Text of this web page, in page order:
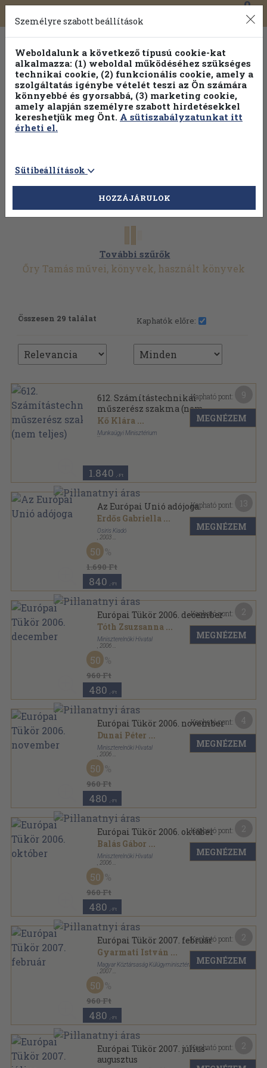
Toggle
navigation
0
További szűrők
Őry Tamás művei, könyvek, használt könyvek
Összesen 29 találat Kaphatók előre:
612. Számítástechnikai
műszerész szakma (nem
teljes)
Kő Klára ...
Munkaügyi Minisztérium
1.840 ,-Ft
Kapható pont:
MEGNÉZEM
Az Európai Unió adójoga
Erdős Gabriella ...
Osiris Kiadó
2003
Fűzött kemény papírkötés
Magyarország az Európai Unióban sorozat
1.690 Ft
50
840 ,-Ft
Kapható pont:
MEGNÉZEM
Európai Tükör 2006. december
Tóth Zsuzsanna ...
Miniszterelnöki Hivatal
2006
Ragasztott papírkötés
Európai Tükör sorozat
960 Ft
50
480 ,-Ft
Kapható pont:
MEGNÉZEM
Európai Tükör 2006. november
Dunai Péter ...
Miniszterelnöki Hivatal
2006
Ragasztott papírkötés
Európai Tükör sorozat
960 Ft
50
480 ,-Ft
Kapható pont:
MEGNÉZEM
Európai Tükör 2006. október
Balás Gábor ...
Miniszterelnöki Hivatal
2006
Ragasztott papírkötés
Európai Tükör sorozat
960 Ft
50
480 ,-Ft
Kapható pont:
MEGNÉZEM
Európai Tükör 2007. február
Gyarmati István ...
Magyar Köztársaság Külügyminisztériuma
2007
Ragasztott papírkötés
Európai Tükör sorozat
960 Ft
50
480 ,-Ft
Kapható pont:
MEGNÉZEM
Európai Tükör 2007. július-
augusztus
Kapható pont:
Személyre szabott beállítások
Weboldalunk a következő típusú cookie-kat
alkalmazza: (1) weboldal működéséhez szükséges
technikai cookie, (2) funkcionális cookie, amely a
szolgáltatás igénybe vételét teszi az Ön számára
könnyebbé és gyorsabbá, (3) marketing cookie,
amely alapján személyre szabott hirdetésekkel
kereshetjük meg Önt. A sütiszabályzatunkat itt
érheti el.
Sütibeállítások
HOZZÁJÁRULOK